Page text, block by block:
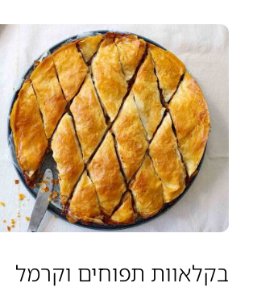
בקלאוות תפוחים וקרמל